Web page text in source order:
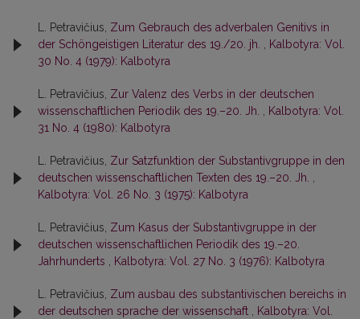
L. Petravičius, Zum Gebrauch des adverbalen Genitivs in
der Schöngeistigen Literatur des 19./20. jh.
Kalbotyra: Vol.
30 No. 4 (1979): Kalbotyra
L. Petravičius, Zur Valenz des Verbs in der deutschen
wissenschaftlichen Periodik des 19.–20. Jh.
Kalbotyra: Vol.
31 No. 4 (1980): Kalbotyra
L. Petravičius, Zur Satzfunktion der Substantivgruppe in den
deutschen wissenschaftlichen Texten des 19.–20. Jh.
Kalbotyra: Vol. 26 No. 3 (1975): Kalbotyra
L. Petravičius, Zum Kasus der Substantivgruppe in der
deutschen wissenschaftlichen Periodik des 19.–20.
Jahrhunderts
Kalbotyra: Vol. 27 No. 3 (1976): Kalbotyra
L. Petravičius, Zum ausbau des substantivischen bereichs in
der deutschen sprache der wissenschaft
Kalbotyra: Vol.